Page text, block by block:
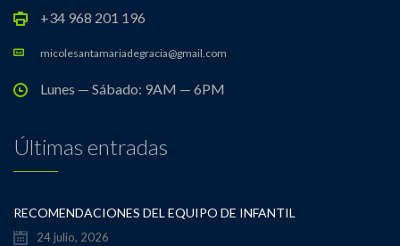
+34 968 201 196
micolesantamariadegracia@gmail.com
Lunes — Sábado: 9AM — 6PM
Últimas entradas
RECOMENDACIONES DEL EQUIPO DE INFANTIL
24 julio, 2026